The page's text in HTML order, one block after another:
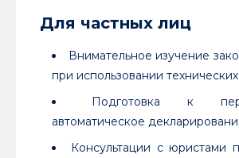
Для частных лиц
Внимательное изучение
при использовании
Подготовка к
автоматическое
Консультации с юристами